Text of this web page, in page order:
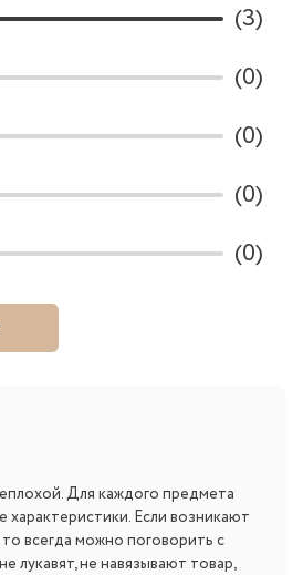
(3)
(0)
(0)
(0)
(0)
Для каждого предмета
Если возникают
всегда можно поговорить с
лукавят, не навязывают товар,